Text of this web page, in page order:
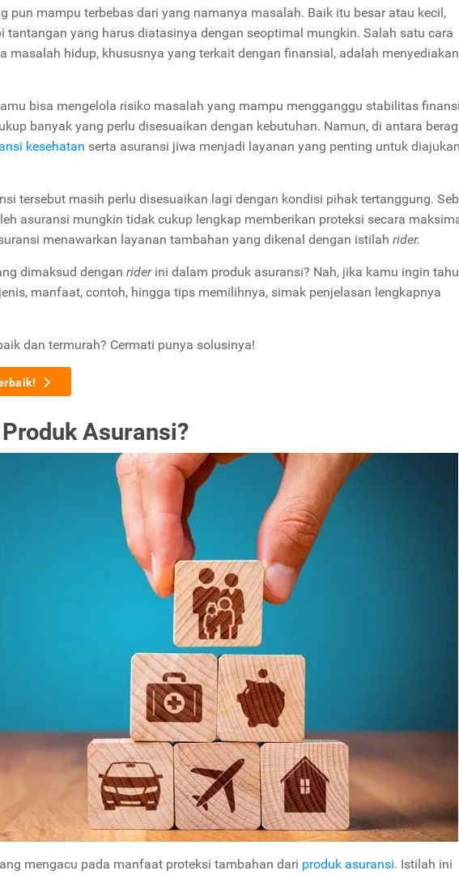
pun mampu terbebas dari yang namanya masalah. Baik itu besar atau kecil,
tantangan yang harus diatasinya dengan seoptimal mungkin. Salah satu cara
masalah hidup, khususnya yang terkait dengan finansial, adalah menyediakan
bisa mengelola risiko masalah yang mampu mengganggu stabilitas
banyak yang perlu disesuaikan dengan kebutuhan. Namun, di antara
kesehatan serta asuransi jiwa menjadi layanan yang penting untuk diajukan
tersebut masih perlu disesuaikan lagi dengan kondisi pihak tertanggung.
asuransi mungkin tidak cukup lengkap memberikan proteksi secara
menawarkan layanan tambahan yang dikenal dengan istilah rider.
dimaksud dengan rider ini dalam produk asuransi? Nah, jika kamu ingin tahu
jenis, manfaat, contoh, hingga tips memilihnya, simak penjelasan lengkapnya
dan termurah? Cermati punya solusinya!
Asuransi?
mengacu pada manfaat proteksi tambahan dari produk asuransi. Istilah ini